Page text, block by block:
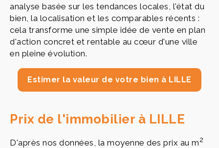
analyse basée sur les tendances locales, l'état du
bien, la localisation et les comparables récents :
cela transforme une simple idée de vente en plan
d'action concret et rentable au cœur d'une ville
en pleine évolution.
Estimer la valeur de votre bien à LILLE
Prix de l'immobilier à LILLE
D'après nos données, la moyenne des prix au m2